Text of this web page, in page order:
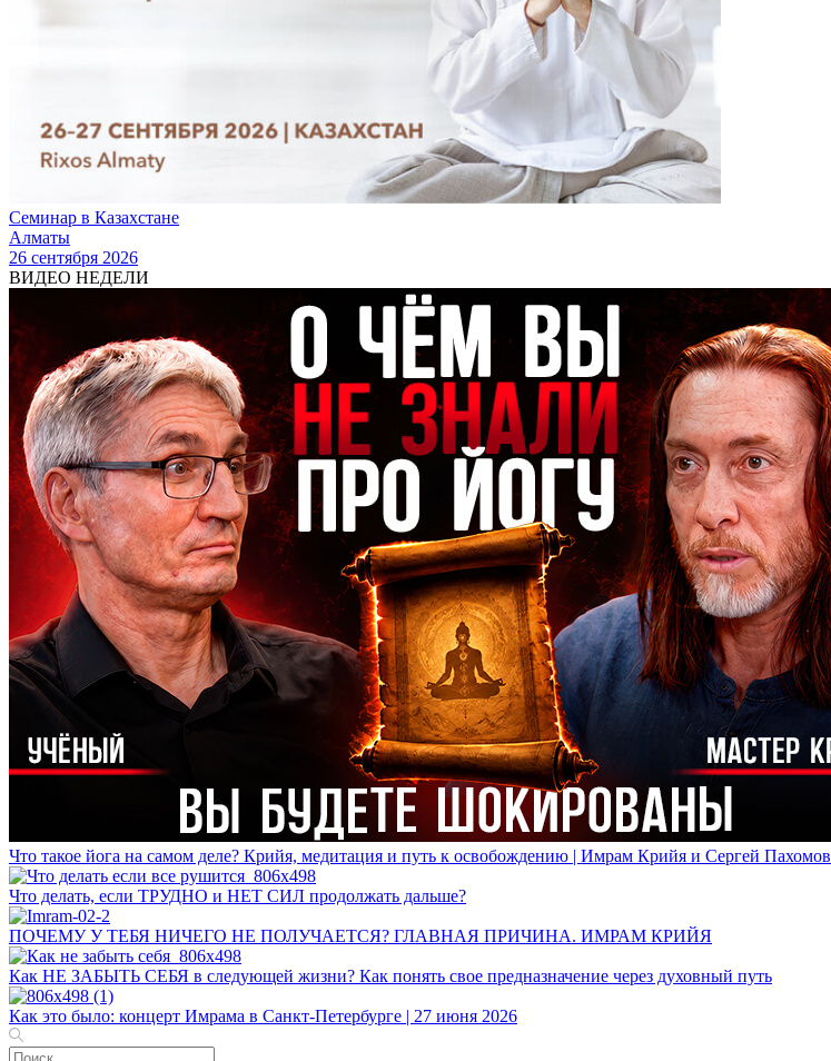
Семинар в Казахстане
Алматы
26 сентября 2026
ВИДЕО НЕДЕЛИ
Что такое йога на самом деле? Крийя, медитация и путь к освобождению | Имрам Крийя и Сергей Пахомов
Что делать, если ТРУДНО и НЕТ СИЛ продолжать дальше?
ПОЧЕМУ У ТЕБЯ НИЧЕГО НЕ ПОЛУЧАЕТСЯ? ГЛАВНАЯ ПРИЧИНА. ИМРАМ КРИЙЯ
Как НЕ ЗАБЫТЬ СЕБЯ в следующей жизни? Как понять свое предназначение через духовный путь
Как это было: концерт Имрама в Санкт-Петербурге | 27 июня 2026